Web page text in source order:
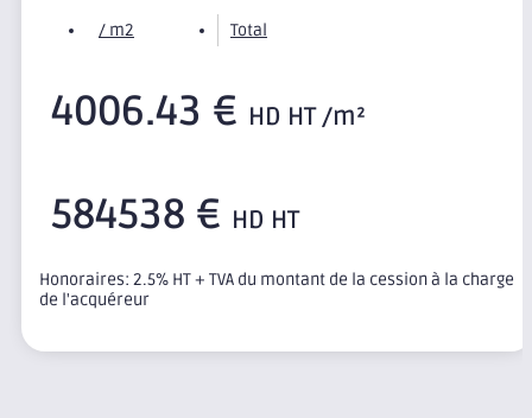
/ m2 Total
4006.43 € HD HT /m²
584538 € HD HT
Honoraires: 2.5% HT + TVA du montant de la cession à la charge
de l'acquéreur